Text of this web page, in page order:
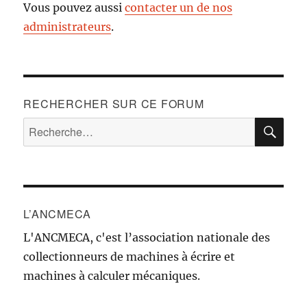
Vous pouvez aussicontacter un de nos
administrateurs.
RECHERCHER SUR CE FORUM
Recherche
pour :
L’ANCMECA
L'ANCMECA, c'est l’association nationale des
collectionneurs de machines à écrire et
machines à calculer mécaniques.